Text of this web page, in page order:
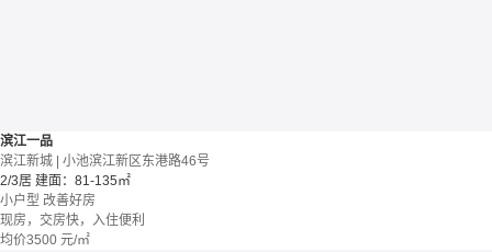
滨江一品
滨江新城 | 小池滨江新区东港路46号
2/3居 建面：81-135㎡
小户型 改善好房
现房，交房快，入住便利
均价3500 元/㎡